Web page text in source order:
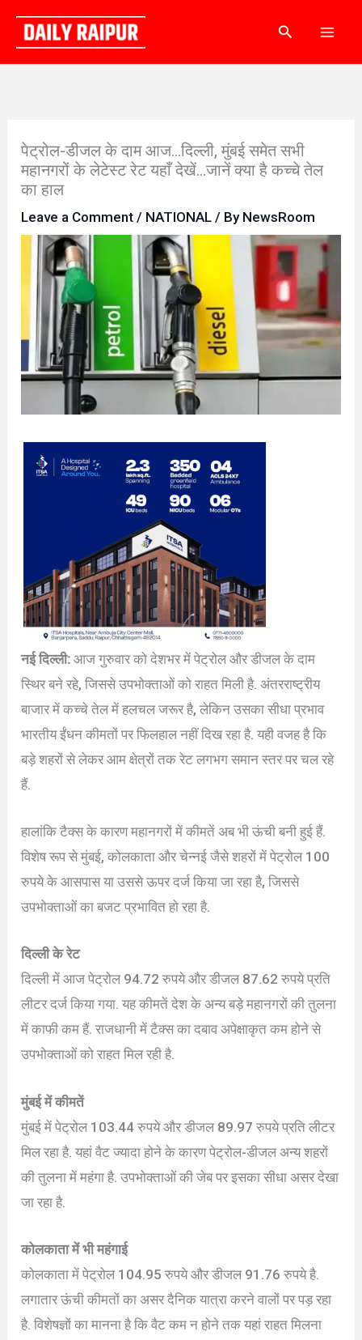
content
Search
पेट्रोल-डीजल के दाम आज…दिल्ली, मुंबई समेत सभी
महानगरों के लेटेस्ट रेट यहाँ देखें…जानें क्या है कच्चे तेल
का हाल
Leave a Comment / NATIONAL / By NewsRoom
नई दिल्ली:आज गुरुवार को देशभर में पेट्रोल और डीजल के दाम
स्थिर बने रहे, जिससे उपभोक्ताओं को राहत मिली है. अंतरराष्ट्रीय
बाजार में कच्चे तेल में हलचल जरूर है, लेकिन उसका सीधा प्रभाव
भारतीय ईंधन कीमतों पर फिलहाल नहीं दिख रहा है. यही वजह है कि
बड़े शहरों से लेकर आम क्षेत्रों तक रेट लगभग समान स्तर पर चल रहे
हैं.
हालांकि टैक्स के कारण महानगरों में कीमतें अब भी ऊंची बनी हुई हैं.
विशेष रूप से मुंबई, कोलकाता और चेन्नई जैसे शहरों में पेट्रोल 100
रुपये के आसपास या उससे ऊपर दर्ज किया जा रहा है, जिससे
उपभोक्ताओं का बजट प्रभावित हो रहा है.
दिल्ली के रेट
दिल्ली में आज पेट्रोल 94.72 रुपये और डीजल 87.62 रुपये प्रति
लीटर दर्ज किया गया. यह कीमतें देश के अन्य बड़े महानगरों की तुलना
में काफी कम हैं. राजधानी में टैक्स का दबाव अपेक्षाकृत कम होने से
उपभोक्ताओं को राहत मिल रही है.
मुंबई में कीमतें
मुंबई में पेट्रोल 103.44 रुपये और डीजल 89.97 रुपये प्रति लीटर
मिल रहा है. यहां वैट ज्यादा होने के कारण पेट्रोल-डीजल अन्य शहरों
की तुलना में महंगा है. उपभोक्ताओं की जेब पर इसका सीधा असर देखा
जा रहा है.
कोलकाता में भी महंगाई
कोलकाता में पेट्रोल 104.95 रुपये और डीजल 91.76 रुपये है.
लगातार ऊंची कीमतों का असर दैनिक यात्रा करने वालों पर पड़ रहा
है. विशेषज्ञों का मानना है कि वैट कम न होने तक यहां राहत मिलना